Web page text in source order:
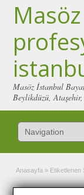
Masöz İstanbul
Beylikdüzü,
Anasayfa » Etiketlenen